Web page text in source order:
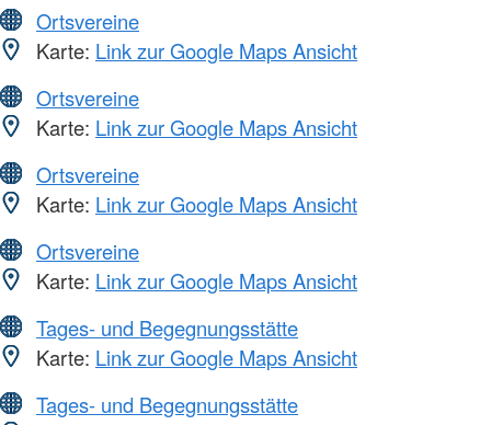
Ortsvereine
Karte: Link zur Google Maps Ansicht
Ortsvereine
Karte: Link zur Google Maps Ansicht
Ortsvereine
Karte: Link zur Google Maps Ansicht
Ortsvereine
Karte: Link zur Google Maps Ansicht
Tages- und Begegnungsstätte
Karte: Link zur Google Maps Ansicht
Tages- und Begegnungsstätte